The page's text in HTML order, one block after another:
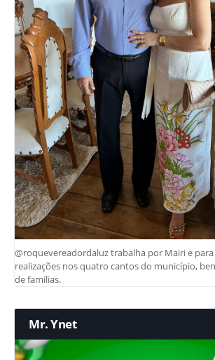
@roquevereadordaluz trabalha por Mairi e
realizações nos quatro cantos do município,
de famílias.
Mr. Ynet